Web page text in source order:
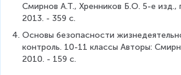
Смирнов А.Т., Хренников Б.О. 5-е изд.,
2013. - 359 с.
Основы безопасности
контроль. 10-11 классы Авторы:
2010. - 159 с.